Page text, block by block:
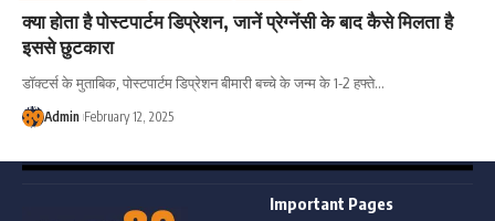
क्या होता है पोस्टपार्टम डिप्रेशन, जानें प्रेग्नेंसी के बाद कैसे मिलता है
इससे छुटकारा
डॉक्टर्स के मुताबिक, पोस्टपार्टम डिप्रेशन बीमारी बच्चे के जन्म के 1-2 हफ्ते…
Admin February 12, 2025
Important Pages